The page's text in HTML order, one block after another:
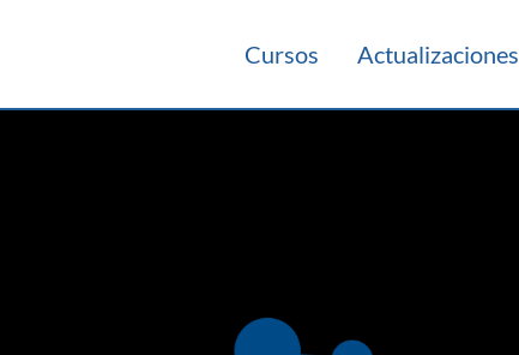
Cursos Actualizaciones